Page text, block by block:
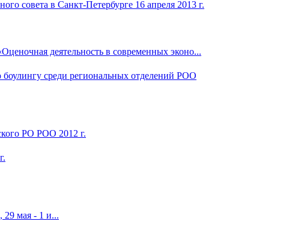
деятельность в современных эконо...
РО РОО 2012 г.
мая - 1 и...